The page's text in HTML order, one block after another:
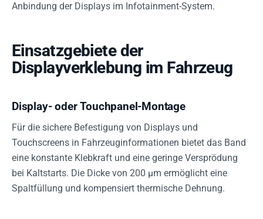
Anbindung der Displays im Infotainment-System.
Einsatzgebiete der
Displayverklebung im Fahrzeug
Display- oder Touchpanel-Montage
Für die sichere Befestigung von Displays und
Touchscreens in Fahrzeuginformationen bietet das Band
eine konstante Klebkraft und eine geringe Versprödung
bei Kaltstarts. Die Dicke von 200 µm ermöglicht eine
Spaltfüllung und kompensiert thermische Dehnung.